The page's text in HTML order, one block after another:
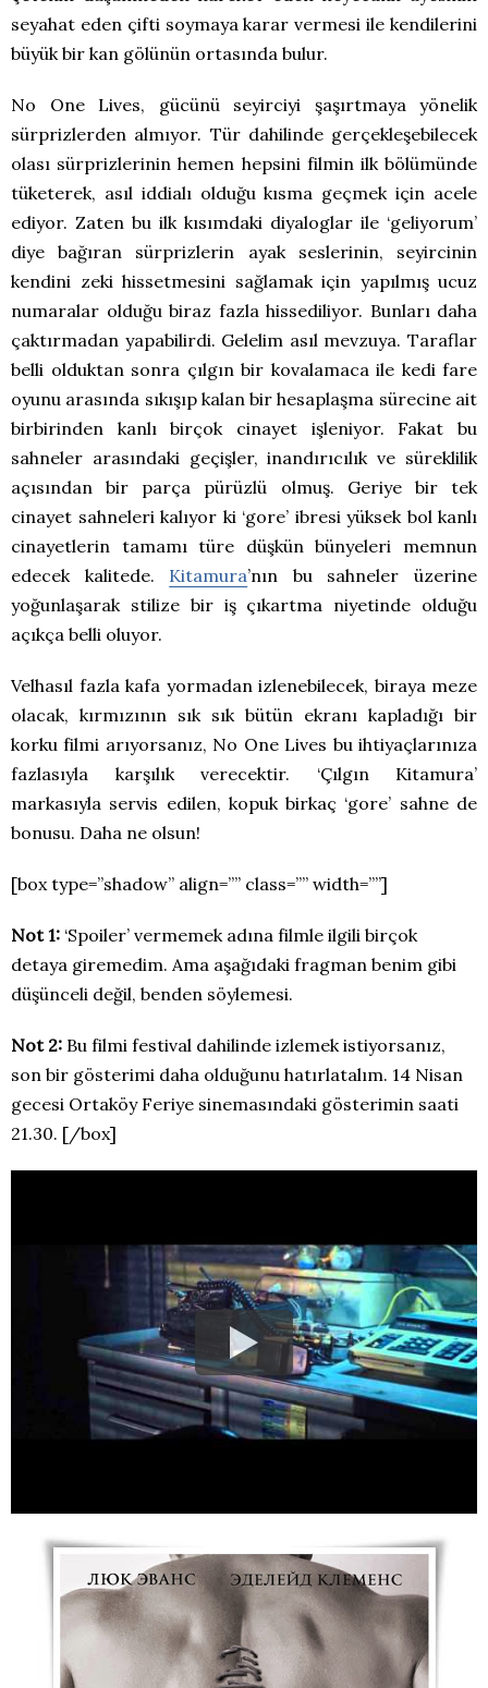
seyahat eden çifti soymaya karar vermesi ile kendilerini
büyük bir kan gölünün ortasında bulur.
No One Lives, gücünü seyirciyi şaşırtmaya yönelik
sürprizlerden almıyor. Tür dahilinde gerçekleşebilecek
olası sürprizlerinin hemen hepsini filmin ilk bölümünde
tüketerek, asıl iddialı olduğu kısma geçmek için acele
ediyor. Zaten bu ilk kısımdaki diyaloglar ile ‘geliyorum’
diye bağıran sürprizlerin ayak seslerinin, seyircinin
kendini zeki hissetmesini sağlamak için yapılmış ucuz
numaralar olduğu biraz fazla hissediliyor. Bunları daha
çaktırmadan yapabilirdi. Gelelim asıl mevzuya. Taraflar
belli olduktan sonra çılgın bir kovalamaca ile kedi fare
oyunu arasında sıkışıp kalan bir hesaplaşma sürecine ait
birbirinden kanlı birçok cinayet işleniyor. Fakat bu
sahneler arasındaki geçişler, inandırıcılık ve süreklilik
açısından bir parça pürüzlü olmuş. Geriye bir tek
cinayet sahneleri kalıyor ki ‘gore’ ibresi yüksek bol kanlı
cinayetlerin tamamı türe düşkün bünyeleri memnun
edecek kalitede. Kitamura’nın bu sahneler üzerine
yoğunlaşarak stilize bir iş çıkartma niyetinde olduğu
açıkça belli oluyor.
Velhasıl fazla kafa yormadan izlenebilecek, biraya meze
olacak, kırmızının sık sık bütün ekranı kapladığı bir
korku filmi arıyorsanız, No One Lives bu ihtiyaçlarınıza
fazlasıyla karşılık verecektir. ‘Çılgın Kitamura’
markasıyla servis edilen, kopuk birkaç ‘gore’ sahne de
bonusu. Daha ne olsun!
[box type=”shadow” align=”” class=”” width=””]
Not 1: ‘Spoiler’ vermemek adına filmle ilgili birçok
detaya giremedim. Ama aşağıdaki fragman benim gibi
düşünceli değil, benden söylemesi.
Not 2: Bu filmi festival dahilinde izlemek istiyorsanız,
son bir gösterimi daha olduğunu hatırlatalım. 14 Nisan
gecesi Ortaköy Feriye sinemasındaki gösterimin saati
21.30. [/box]